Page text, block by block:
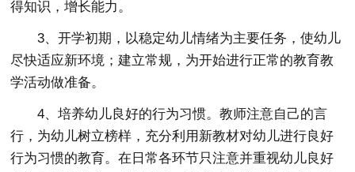
得知识，增长能力。
3、开学初期，以稳定幼儿情绪为主要任务，使幼儿
尽快适应新环境；建立常规，为开始进行正常的教育教
学活动做准备。
4、培养幼儿良好的行为习惯。教师注意自己的言
行，为幼儿树立榜样，充分利用新教材对幼儿进行良好
行为习惯的教育。在日常各环节只注意并重视幼儿良好